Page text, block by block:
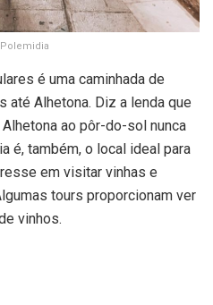
Polemidia
é uma caminhada de
até Alhetona. Diz a lenda que
ao pôr-do-sol nunca
é, também, o local ideal para
em visitar vinhas e
tours proporcionam ver
vinhos.